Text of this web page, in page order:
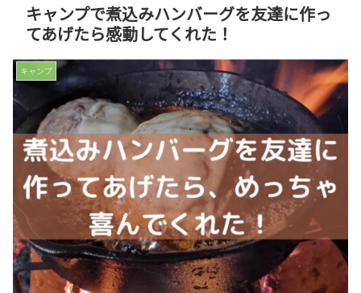
キャンプで煮込みハンバーグを友達に作っ
てあげたら感動してくれた！
キャンプ